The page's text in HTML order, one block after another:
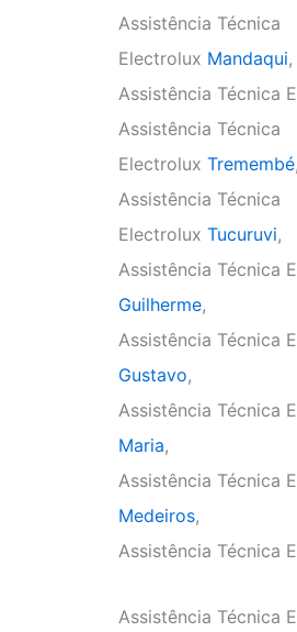
Assistência Técnica
Electrolux Mandaqui,
Assistência Técnica
Assistência Técnica
Electrolux Tremembé,
Assistência Técnica
Electrolux Tucuruvi,
Assistência Técnica
Guilherme,
Assistência Técnica
Gustavo,
Assistência Técnica
Maria,
Assistência Técnica
Medeiros,
Assistência Técnica
Assistência Técnica